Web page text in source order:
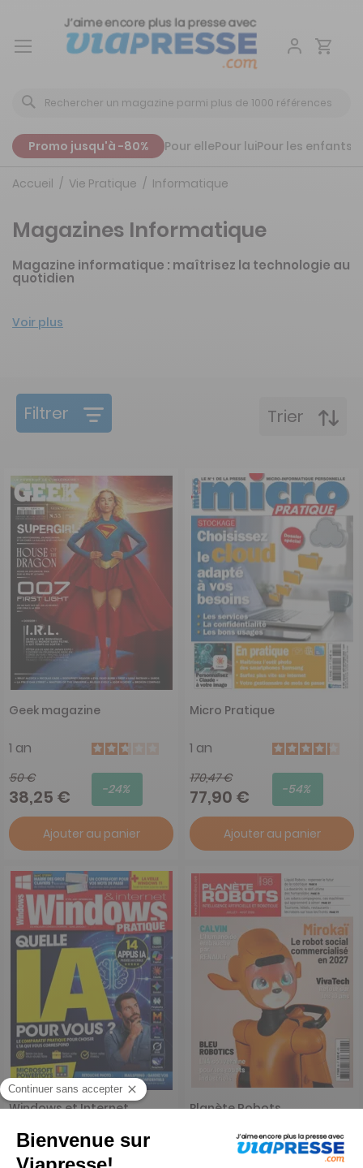
Aller
Promo jusqu'à -80% Pour ellePour luiPour les enfants
Accueil Vie Pratique Informatique
Magazines Informatique
Magazine informatique : maîtrisez la technologie au
quotidien
Voir plus
Filtrer Trier
Geek magazine
1 an
50 €
38,25 € -24%
Ajouter au panier
Micro Pratique
1 an
170,47 €
77,90 € -54%
Ajouter au panier
Windows et Internet
1 an
Planète Robots